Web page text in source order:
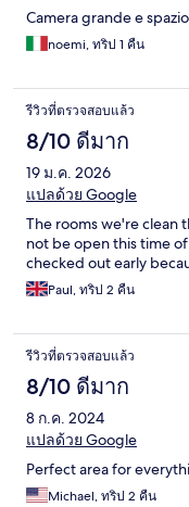
Camera grande e
noemi, ทริป 1 คืน
รีวิวที่ตรวจสอบแล้ว
8/10 ดีมาก
19 ม.ค. 2026
แปลด้วย Google
The rooms we're clean
not be open this time
checked out early
Paul, ทริป 2 คืน
รีวิวที่ตรวจสอบแล้ว
8/10 ดีมาก
8 ก.ค. 2024
แปลด้วย Google
Perfect area for
Michael, ทริป 2 คืน